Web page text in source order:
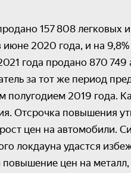
157 808 легковых
июне 2020 года, и на
года продано 870
за тот же период
полугодием 2019 года.
Отсрочка повышения
цен на автомобили.
локдауна удастся
цен на металл,